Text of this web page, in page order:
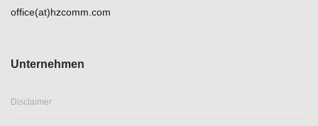
office(at)hzcomm.com
Unternehmen
Disclaimer